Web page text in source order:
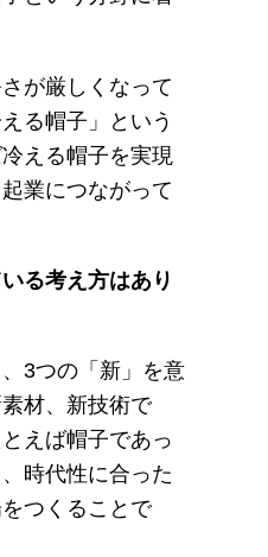
が厳しくなって
る帽子」という
える帽子を実現
業につながって
る考え方はあり
3つの「新」を意
材、新技術で
えば帽子であっ
時代性に合った
つくることで